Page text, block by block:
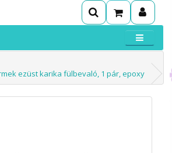
ezüst karika fülbevaló, 1 pár, epoxy